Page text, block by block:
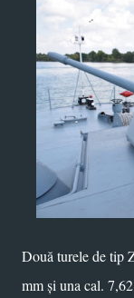
Două turele de tip
mm și una cal.